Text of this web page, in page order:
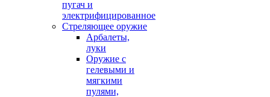
пугач и
электрифицированное
Стреляющее оружие
Арбалеты,
луки
Оружие с
гелевыми и
мягкими
пулями,